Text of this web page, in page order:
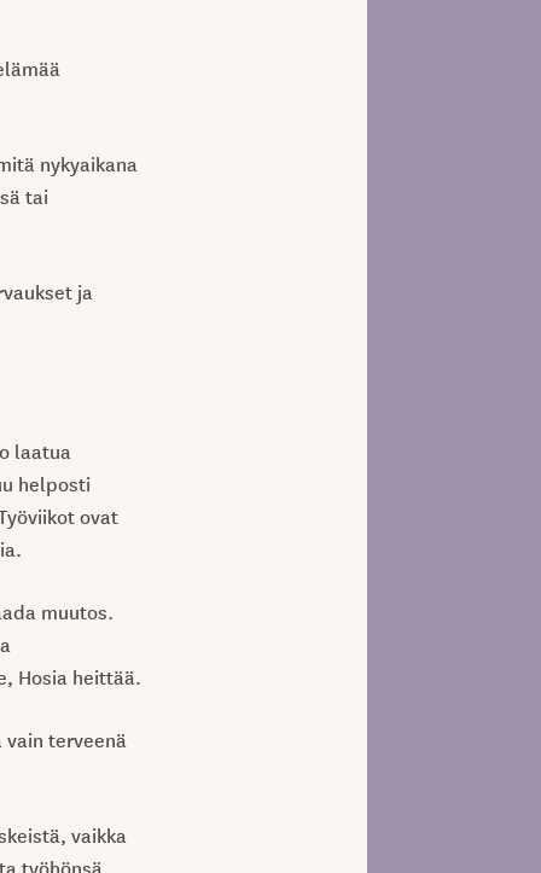
nykyaikana
tai
ja
laatua
helposti
ovat
muutos.
Hosia heittää.
vain terveenä
vaikka
työhönsä.